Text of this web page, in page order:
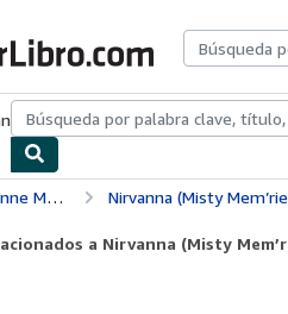
Colecciones Libros antiguosArte
Simmons, Dianne Mattocks Nirvanna (Misty Mem’ries in
a Nirvanna (Misty